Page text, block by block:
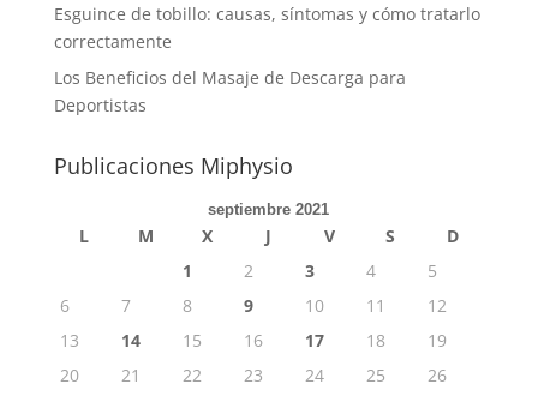
Esguince de tobillo: causas, síntomas y cómo tratarlo
correctamente
Los Beneficios del Masaje de Descarga para
Deportistas
Publicaciones Miphysio
septiembre 2021
L M X J V S
D
1
2 3 4
5
6
7 8 9 10 11
12
13
14 15 16 17 18
19
20
21 22 23 24 25
26